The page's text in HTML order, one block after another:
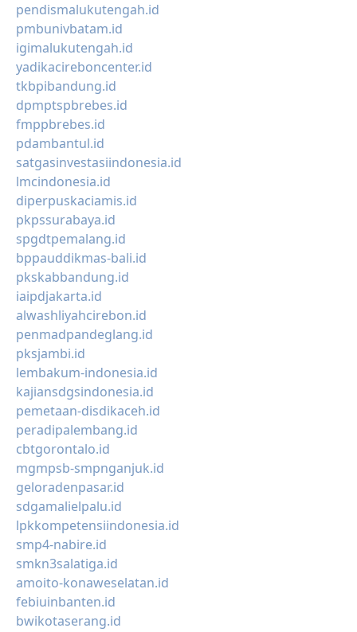
pendismalukutengah.id
pmbunivbatam.id
igimalukutengah.id
yadikacireboncenter.id
tkbpibandung.id
dpmptspbrebes.id
fmppbrebes.id
pdambantul.id
satgasinvestasiindonesia.id
lmcindonesia.id
diperpuskaciamis.id
pkpssurabaya.id
spgdtpemalang.id
bppauddikmas-bali.id
pkskabbandung.id
iaipdjakarta.id
alwashliyahcirebon.id
penmadpandeglang.id
pksjambi.id
lembakum-indonesia.id
kajiansdgsindonesia.id
pemetaan-disdikaceh.id
peradipalembang.id
cbtgorontalo.id
mgmpsb-smpnganjuk.id
geloradenpasar.id
sdgamalielpalu.id
lpkkompetensiindonesia.id
smp4-nabire.id
smkn3salatiga.id
amoito-konaweselatan.id
febiuinbanten.id
bwikotaserang.id